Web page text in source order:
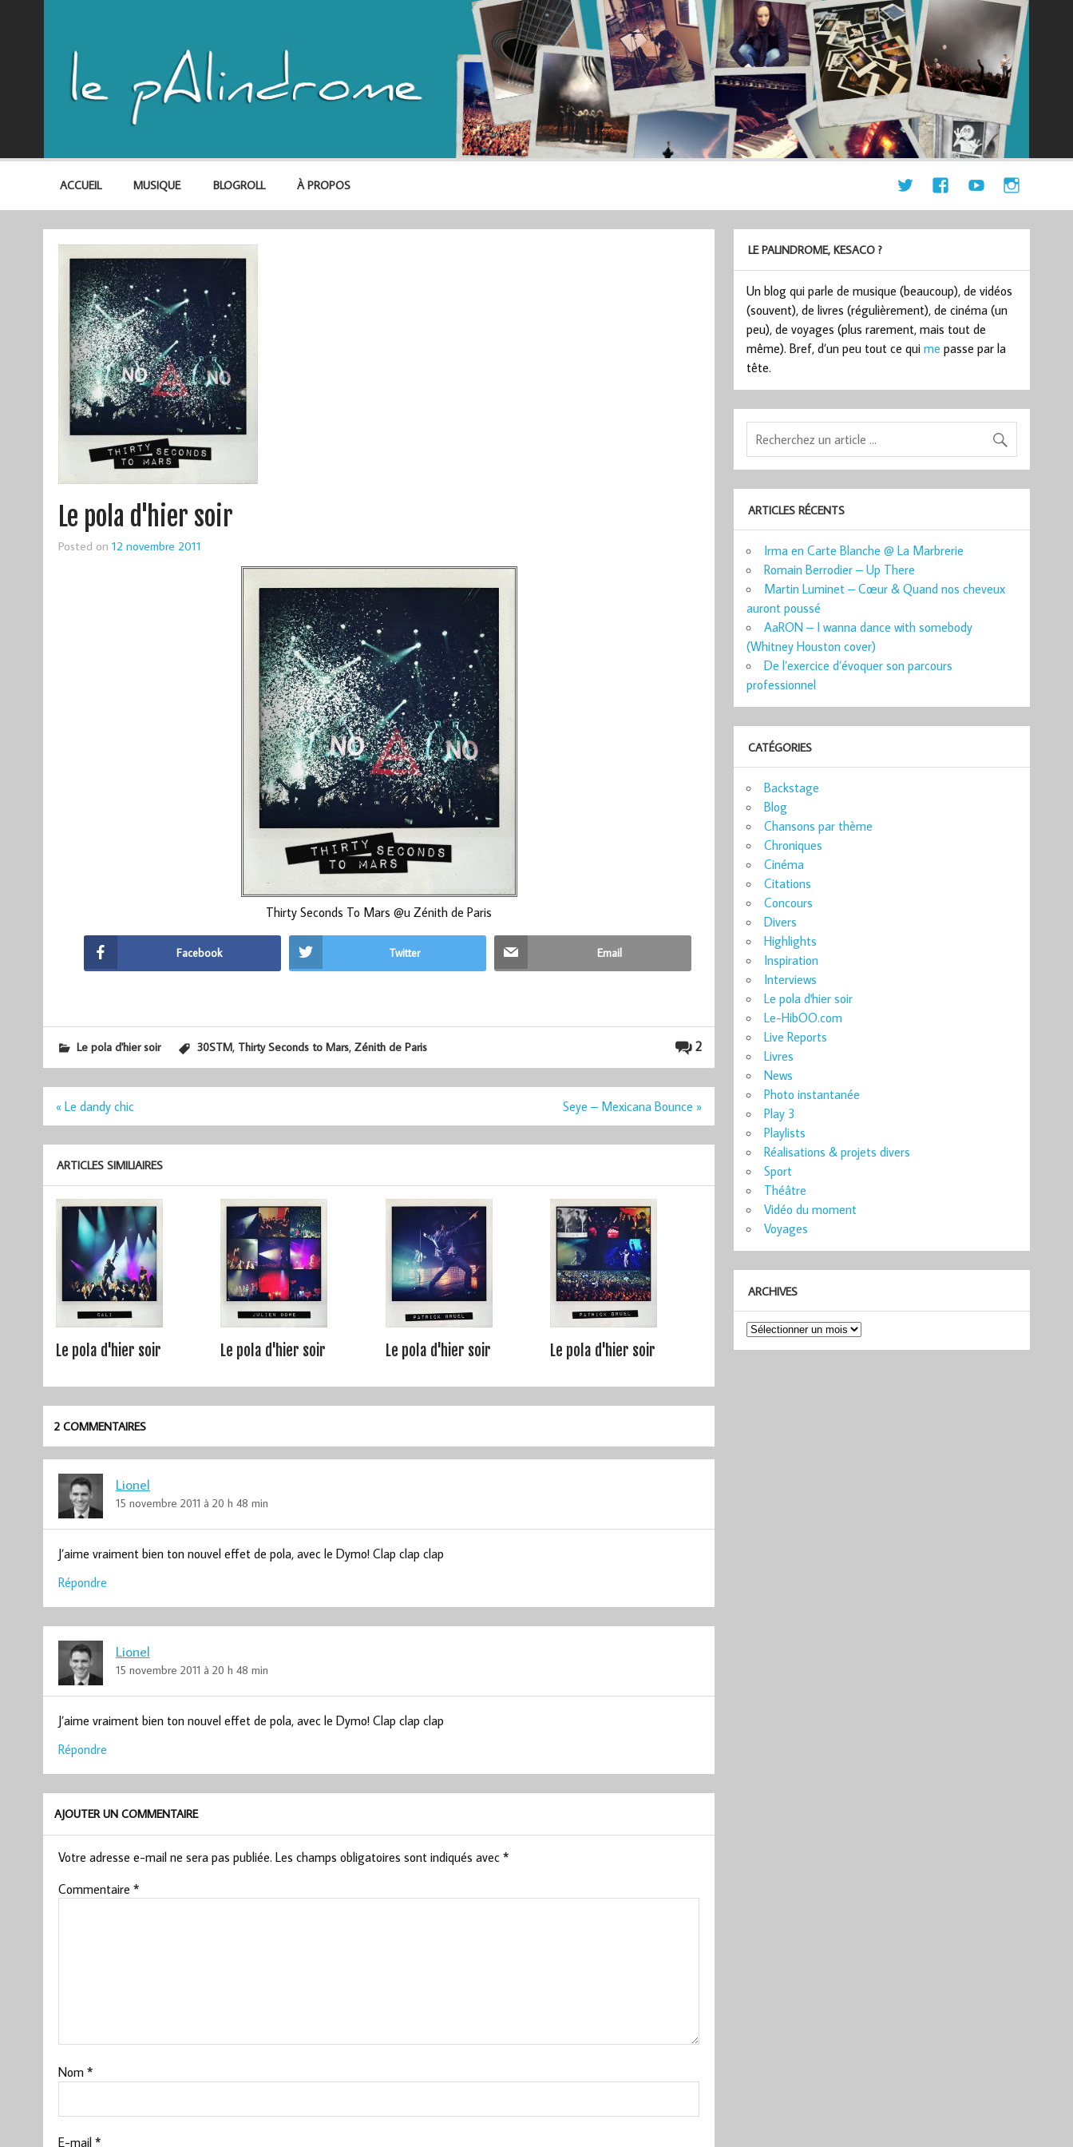
ACCUEIL MUSIQUE BLOGROLL À PROPOS
Le pola d'hier soir
Posted on 12 novembre 2011
Thirty Seconds To Mars @u Zénith de Paris
Facebook Twitter Email
2
Le pola d'hier soir 30STM, Thirty Seconds to Mars, Zénith de Paris
Navigation
l’article
« Le dandy chic Seye – Mexicana Bounce »
ARTICLES SIMILIAIRES
Le pola d'hier soir Le pola d'hier soir Le pola d'hier soir Le pola d'hier soir
2 COMMENTAIRES
Lionel
15 novembre 2011 à 20 h 48 min
J’aime vraiment bien ton nouvel effet de pola, avec le Dymo! Clap clap clap
Répondre
Lionel
15 novembre 2011 à 20 h 48 min
J’aime vraiment bien ton nouvel effet de pola, avec le Dymo! Clap clap clap
Répondre
AJOUTER UN COMMENTAIRE
Votre adresse e-mail ne sera pas publiée. Les champs obligatoires sont indiqués avec *
Commentaire *
Nom *
E-mail *
LE PALINDROME, KESACO ?
Un blog qui parle de musique (beaucoup), de vidéos
(souvent), de livres (régulièrement), de cinéma (un
peu), de voyages (plus rarement, mais tout de
même). Bref, d’un peu tout ce quime passe par la
tête.
ARTICLES RÉCENTS
Irma en Carte Blanche @ La Marbrerie
Romain Berrodier – Up There
Martin Luminet – Cœur & Quand nos cheveux
auront poussé
AaRON – I wanna dance with somebody
(Whitney Houston cover)
De l’exercice d’évoquer son parcours
professionnel
CATÉGORIES
Backstage
Blog
Chansons par thème
Chroniques
Cinéma
Citations
Concours
Divers
Highlights
Inspiration
Interviews
Le pola d'hier soir
Le-HibOO.com
Live Reports
Livres
News
Photo instantanée
Play 3
Playlists
Réalisations & projets divers
Sport
Théâtre
Vidéo du moment
Voyages
ARCHIVES
Archives